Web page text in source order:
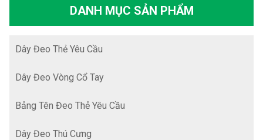
DANH MỤC SẢN PHẨM
Dây Đeo Thẻ Yêu Cầu
Dây Đeo Vòng Cổ Tay
Bảng Tên Đeo Thẻ Yêu Cầu
Dây Đeo Thú Cưng